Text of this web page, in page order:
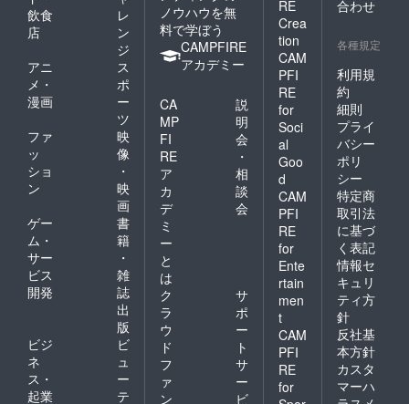
飲食
店
レ
ン
ジ
アニ
メ・
漫画
ス
ポ
ー
ツ
ファ
ッ
ショ
ン
映
像
・
映
画
ゲー
ム・
サー
ビス
開発
書
籍
・
雑
誌
出
版
ビジ
ネ
ス・
起業
ビ
ュ
ー
テ
ノウハウを無
料で学ぼう
CAMPFIRE
アカデミー
CA
MP
FI
RE
ア
カ
デ
ミ
ー
と
は
説
明
会
・
相
談
会
ク
ラ
ウ
ド
フ
ァ
ン
サ
ポ
ー
ト
サ
ー
ビ
RE
Crea
tion
CAM
PFI
RE
for
Soci
al
Goo
d
CAM
PFI
RE
for
Ente
rtain
men
t
CAM
PFI
RE
for
合わせ
各種規定
利用規
約
細則
プライ
バシー
ポリ
シー
特定商
取引法
に基づ
く表記
情報セ
キュリ
ティ方
針
反社基
本方針
カスタ
マーハ